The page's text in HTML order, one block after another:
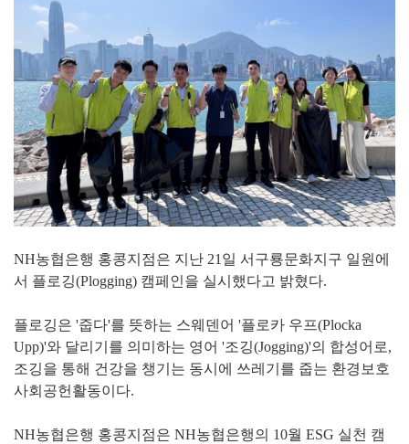
NH농협은행 홍콩지점은 지난 21일 서구룡문화지구 일원에
서 플로깅(Plogging) 캠페인을 실시했다고 밝혔다.
플로깅은 '줍다'를 뜻하는 스웨덴어 '플로카 우프(Plocka
Upp)'와 달리기를 의미하는 영어 '조깅(Jogging)'의 합성어로,
조깅을 통해 건강을 챙기는 동시에 쓰레기를 줍는 환경보호
사회공헌활동이다.
NH농협은행 홍콩지점은 NH농협은행의 10월 ESG 실천 캠